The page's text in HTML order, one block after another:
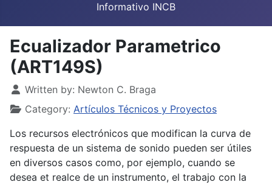
Informativo INCB
Ecualizador Parametrico
(ART149S)
Details
Written by: Newton C. Braga
Category: Artículos Técnicos y Proyectos
Los recursos electrónicos que modifican la curva de
respuesta de un sistema de sonido pueden ser útiles
en diversos casos como, por ejemplo, cuando se
desea et realce de un instrumento, el trabajo con la